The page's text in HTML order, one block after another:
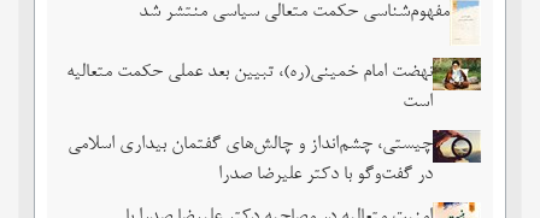
مفهوم‌شناسی حکمت متعالی سیاسی منتشر شد
نهضت امام خمینی(ره)، تبیین بعد عملی حکمت متعالیه
است
چیستی، چشم‌انداز و چالش‌های گفتمان بیداری اسلامی
در گفت‌وگو با دکتر علیرضا صدرا